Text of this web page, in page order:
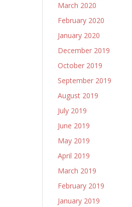
March 2020
February 2020
January 2020
December 2019
October 2019
September 2019
August 2019
July 2019
June 2019
May 2019
April 2019
March 2019
February 2019
January 2019